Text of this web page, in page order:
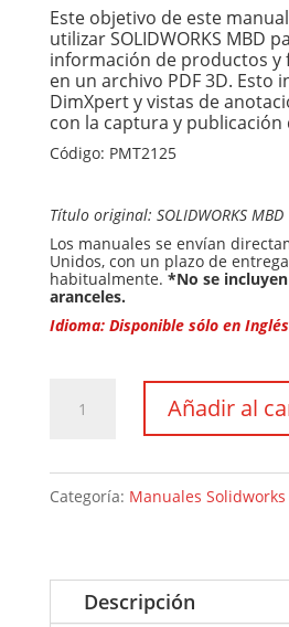
Este objetivo de este
utilizar SOLIDWORKS MBD
información de productos y
en un archivo PDF 3D. Esto
DimXpert y vistas de
con la captura y publicación
Código: PMT2125
Título original: SOLIDWORKS MBD
Los manuales se envían
Unidos, con un plazo de
habitualmente. *No se
aranceles.
Idioma: Disponible sólo en Inglés
Planos
Añadir al
Categoría: Manuales Solidworks
Descripción